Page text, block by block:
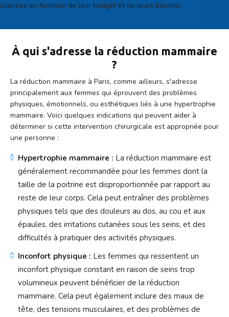
en fonction de leur budget et de leurs besoins.
À qui s'adresse la réduction mammaire
?
La réduction mammaire à Paris, comme ailleurs, s'adresse
principalement aux femmes qui éprouvent des problèmes
physiques, émotionnels, ou esthétiques liés à une hypertrophie
mammaire. Voici quelques indications qui peuvent aider à
déterminer si cette intervention chirurgicale est appropriée pour
une personne :
Hypertrophie mammaire : La réduction mammaire est
généralement recommandée pour les femmes dont la
taille de la poitrine est disproportionnée par rapport au
reste de leur corps. Cela peut entraîner des problèmes
physiques tels que des douleurs au dos, au cou et aux
épaules, des irritations cutanées sous les seins, et des
difficultés à pratiquer des activités physiques.
Inconfort physique : Les femmes qui ressentent un
inconfort physique constant en raison de seins trop
volumineux peuvent bénéficier de la réduction
mammaire. Cela peut également inclure des maux de
tête, des tensions musculaires, et des problèmes de